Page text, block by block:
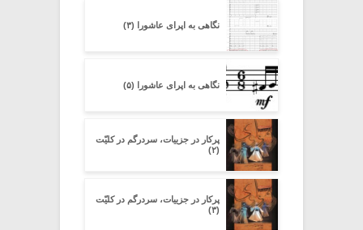
نگاهی به اپرای عاشورا (۳)
نگاهی به اپرای عاشورا (۵)
پرکار در جزییات، سردرگم در کلیّت
(۲)
پرکار در جزییات، سردرگم در کلیّت
(۳)